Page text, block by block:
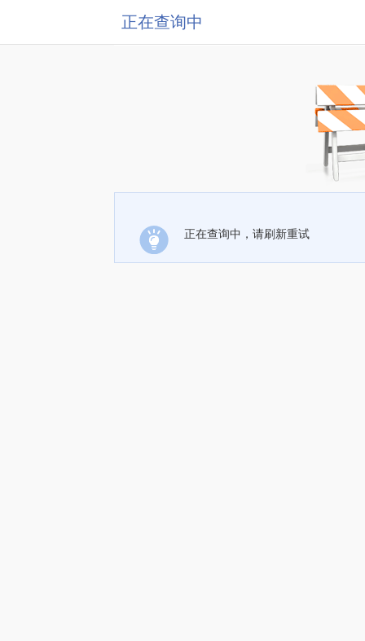
正在查询中
正在查询中，请刷新重试